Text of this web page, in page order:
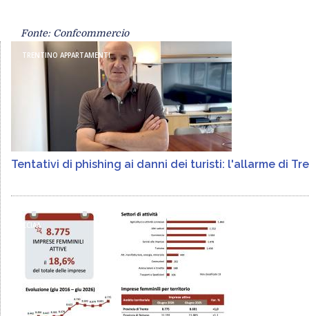
Fonte: Confcommercio
TRENTINO APPARTAMENTI
Tentativi di phishing ai danni dei turisti: l'allarme di
CCIAA